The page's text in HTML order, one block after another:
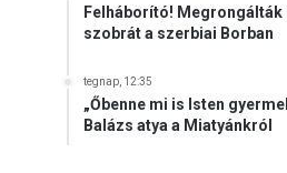
Felháborító!
szobrát a szerbiai Borban
tegnap, 12:35
„Őbenne mi is Isten
Balázs atya a Miatyánkról